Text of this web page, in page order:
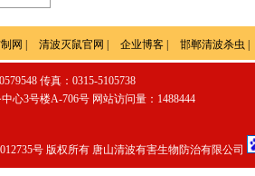
网 清波灭鼠官网 企业博客 邯郸清波杀虫
传真：0315-5105738
心3号楼A-706号 网站访问量：1488444
号 版权所有 唐山清波有害生物防治有限公司